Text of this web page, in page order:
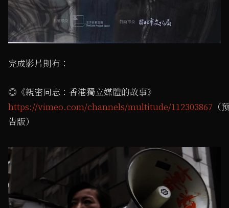
完成影片則有：
◎《親密同志：香港獨立媒體的故事》
https://vimeo.com/channels/multitude/112303867 （
告版）